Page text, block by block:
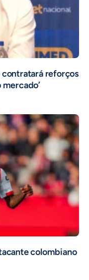
reforços
mercado’
colombiano